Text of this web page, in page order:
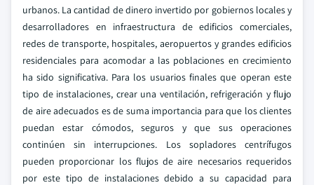
urbanos. La cantidad de dinero invertido por gobiernos locales y
desarrolladores en infraestructura de edificios comerciales,
redes de transporte, hospitales, aeropuertos y grandes edificios
residenciales para acomodar a las poblaciones en crecimiento
ha sido significativa. Para los usuarios finales que operan este
tipo de instalaciones, crear una ventilación, refrigeración y flujo
de aire adecuados es de suma importancia para que los clientes
puedan estar cómodos, seguros y que sus operaciones
continúen sin interrupciones. Los sopladores centrífugos
pueden proporcionar los flujos de aire necesarios requeridos
por este tipo de instalaciones debido a su capacidad para